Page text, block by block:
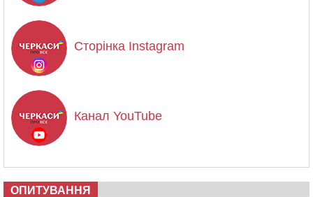
Сторінка Instagram
Канал YouTube
ОПИТУВАННЯ